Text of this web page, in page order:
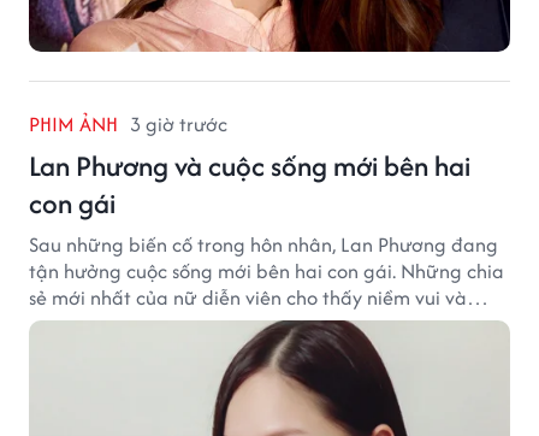
PHIM ẢNH 3 giờ trước
Lan Phương và cuộc sống mới bên hai
con gái
Sau những biến cố trong hôn nhân, Lan Phương đang
tận hưởng cuộc sống mới bên hai con gái. Những chia
sẻ mới nhất của nữ diễn viên cho thấy niềm vui và
hạnh phúc hiện tại đến từ những điều bình dị mỗi